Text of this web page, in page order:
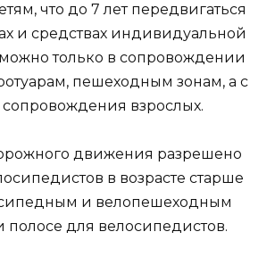
что до 7 лет передвигаться
и средствах индивидуальной
только в сопровождении
пешеходным зонам, а с
сопровождения взрослых.
движения разрешено
в возрасте старше
и велопешеходным
для велосипедистов.